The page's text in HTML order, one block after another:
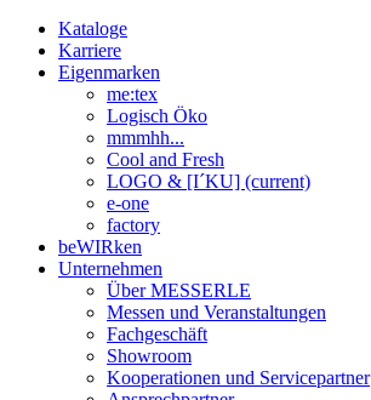
Kataloge
Karriere
Eigenmarken
me:tex
Logisch Öko
mmmhh...
Cool and Fresh
LOGO & [I´KU] (current)
e-one
factory
beWIRken
Unternehmen
Über MESSERLE
Messen und Veranstaltungen
Fachgeschäft
Showroom
Kooperationen und Servicepartner